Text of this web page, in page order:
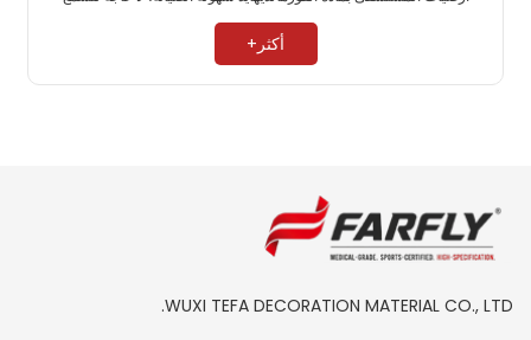
أكثر+
WUXI TEFA DECORATION MATERIAL CO., LTD.